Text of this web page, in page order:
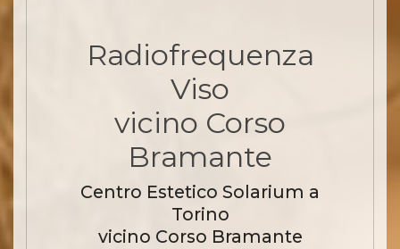
Radiofrequenza
Viso
vicino Corso
Bramante
Centro Estetico Solarium a
Torino
vicino Corso Bramante